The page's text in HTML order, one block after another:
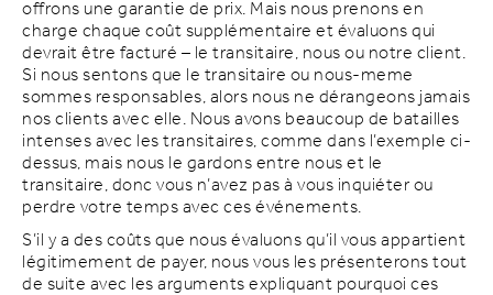
offrons une garantie de prix. Mais nous prenons en
charge chaque coût supplémentaire et évaluons qui
devrait être facturé – le transitaire, nous ou notre client.
Si nous sentons que le transitaire ou nous-meme
sommes responsables, alors nous ne dérangeons jamais
nos clients avec elle. Nous avons beaucoup de batailles
intenses avec les transitaires, comme dans l’exemple ci-
dessus, mais nous le gardons entre nous et le
transitaire, donc vous n’avez pas à vous inquiéter ou
perdre votre temps avec ces événements.
S’il y a des coûts que nous évaluons qu’il vous appartient
légitimement de payer, nous vous les présenterons tout
de suite avec les arguments expliquant pourquoi ces